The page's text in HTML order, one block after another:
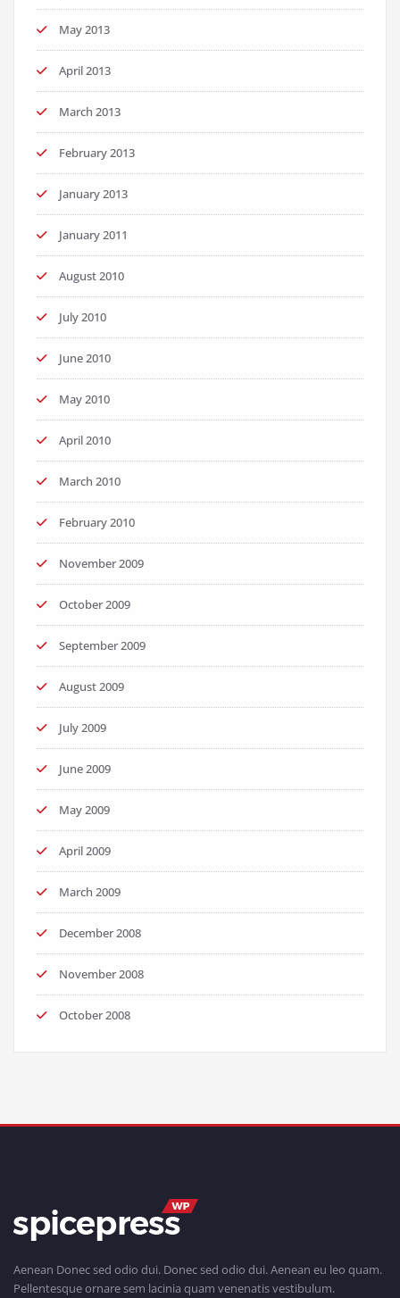
May 2013
April 2013
March 2013
February 2013
January 2013
January 2011
August 2010
July 2010
June 2010
May 2010
April 2010
March 2010
February 2010
November 2009
October 2009
September 2009
August 2009
July 2009
June 2009
May 2009
April 2009
March 2009
December 2008
November 2008
October 2008
Aenean Donec sed odio dui. Donec sed odio dui. Aenean eu leo quam.
Pellentesque ornare sem lacinia quam venenatis vestibulum.